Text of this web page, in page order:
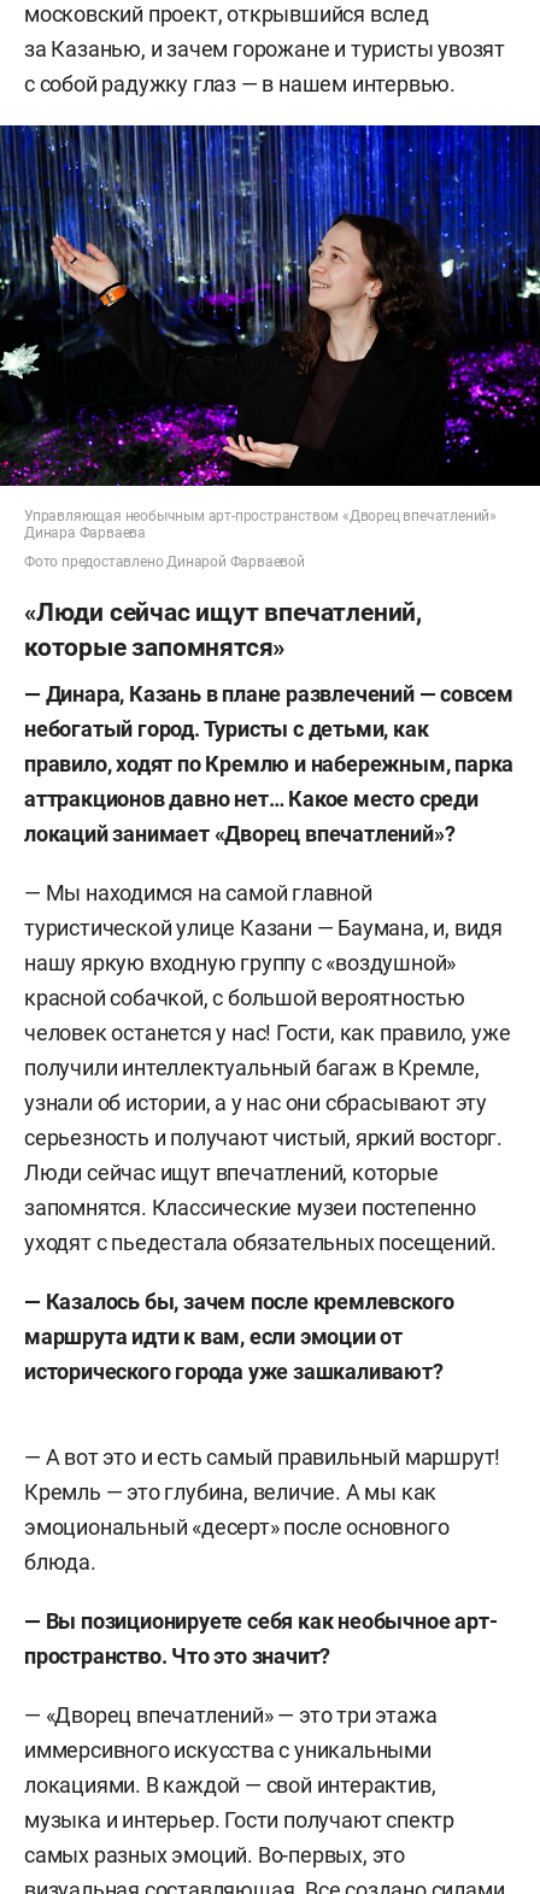
московский проект, открывшийся вслед
за Казанью, и зачем горожане и туристы увозят
с собой радужку глаз — в нашем интервью.
Управляющая необычным арт-пространством «Дворец впечатлений»
Динара Фарваева
Фото предоставлено Динарой Фарваевой
«Люди сейчас ищут впечатлений,
которые запомнятся»
— Динара, Казань в плане развлечений — совсем
небогатый город. Туристы с детьми, как
правило, ходят по Кремлю и набережным, парка
аттракционов давно нет… Какое место среди
локаций занимает «Дворец впечатлений»?
— Мы находимся на самой главной
туристической улице Казани — Баумана, и, видя
нашу яркую входную группу с «воздушной»
красной собачкой, с большой вероятностью
человек останется у нас! Гости, как правило, уже
получили интеллектуальный багаж в Кремле,
узнали об истории, а у нас они сбрасывают эту
серьезность и получают чистый, яркий восторг.
Люди сейчас ищут впечатлений, которые
запомнятся. Классические музеи постепенно
уходят с пьедестала обязательных посещений.
— Казалось бы, зачем после кремлевского
маршрута идти к вам, если эмоции от
исторического города уже зашкаливают?
— А вот это и есть самый правильный маршрут!
Кремль — это глубина, величие. А мы как
эмоциональный «десерт» после основного
блюда.
— Вы позиционируете себя как необычное арт-
пространство. Что это значит?
— «Дворец впечатлений» — это три этажа
иммерсивного искусства с уникальными
локациями. В каждой — свой интерактив,
музыка и интерьер. Гости получают спектр
самых разных эмоций. Во-первых, это